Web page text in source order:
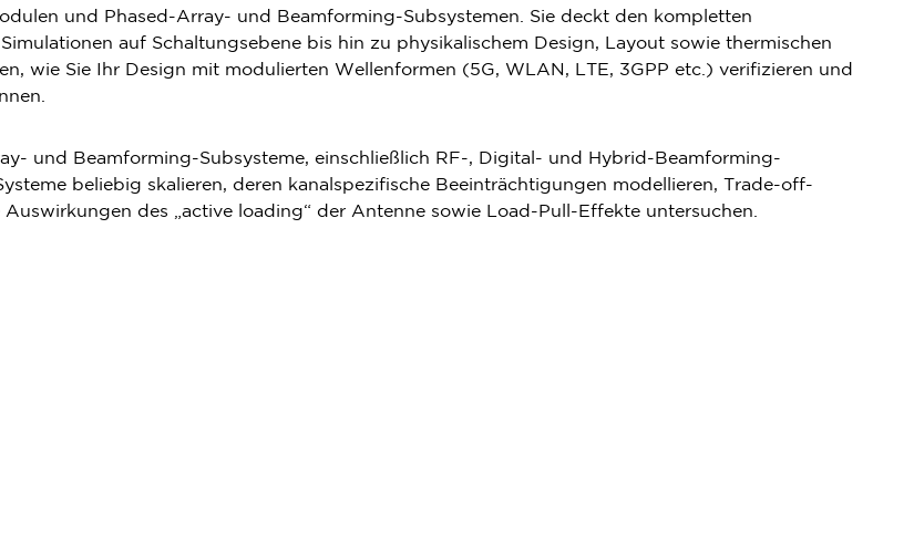
und Phased-Array- und Beamforming-Subsystemen. Sie deckt den kompletten
auf Schaltungsebene bis hin zu physikalischem Design, Layout sowie thermischen
wie Sie Ihr Design mit modulierten Wellenformen (5G, WLAN, LTE, 3GPP etc.) verifizieren und
und Beamforming-Subsysteme, einschließlich RF-, Digital- und Hybrid-Beamforming-
beliebig skalieren, deren kanalspezifische Beeinträchtigungen modellieren, Trade-off-
des „active loading“ der Antenne sowie Load-Pull-Effekte untersuchen.